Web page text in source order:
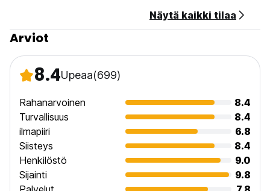
Näytä kaikki tilaa
Arviot
8.4Upeaa(699)
Rahanarvoinen
8.4
Turvallisuus
8.4
ilmapiiri
6.8
Siisteys
8.4
Henkilöstö
9.0
Sijainti
9.8